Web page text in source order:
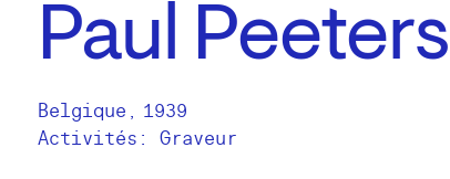
Paul Peeters
Belgique , 1939
Activités: Graveur